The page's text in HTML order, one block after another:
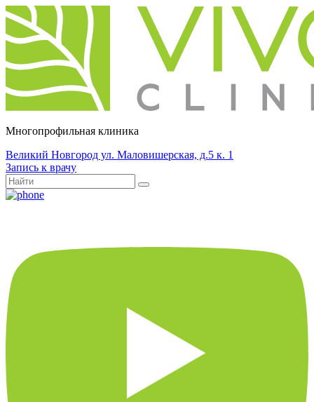
Многопрофильная клиника
Великий Новгород ул. Маловишерская, д.5 к. 1
Запись к врачу